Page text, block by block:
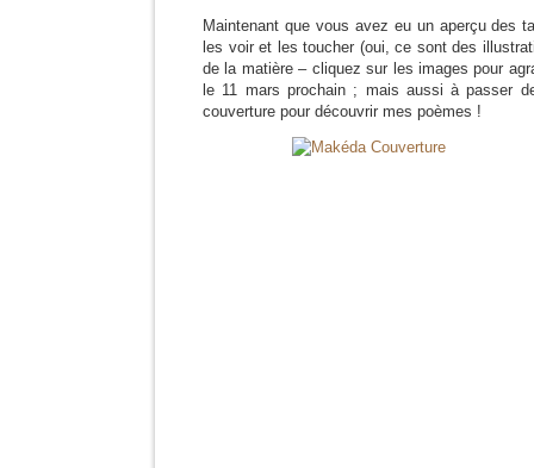
Maintenant que vous avez eu un aperçu des
les voir et les toucher (oui, ce sont des
de la matière – cliquez sur les images pour
le 11 mars prochain ; mais aussi à passer
couverture pour découvrir mes poèmes !